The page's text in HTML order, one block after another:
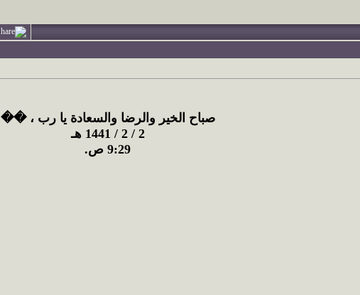
صباح الخير والرضا والسعادة يا رب ، ��
2 / 2 / 1441 هـ
9:29 ص.